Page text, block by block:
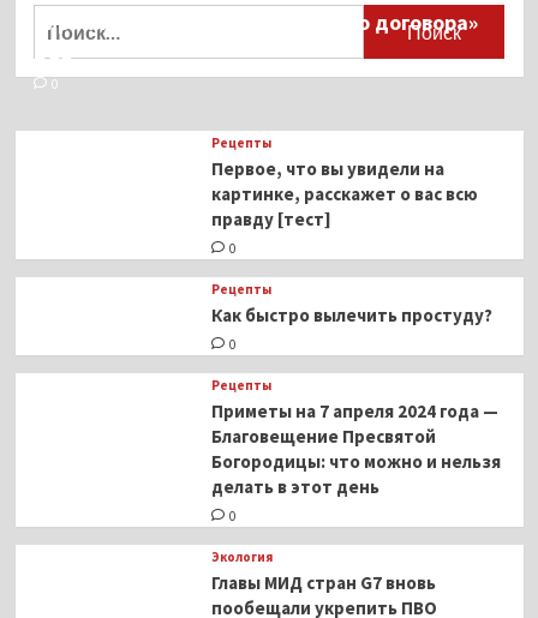
тиранического «Пандемического договора»
ВОЗ
0
Рецепты
Первое, что вы увидели на
картинке, расскажет о вас всю
правду [тест]
0
Рецепты
Как быстро вылечить простуду?
0
Рецепты
Приметы на 7 апреля 2024 года —
Благовещение Пресвятой
Богородицы: что можно и нельзя
делать в этот день
0
Экология
Главы МИД стран G7 вновь
пообещали укрепить ПВО